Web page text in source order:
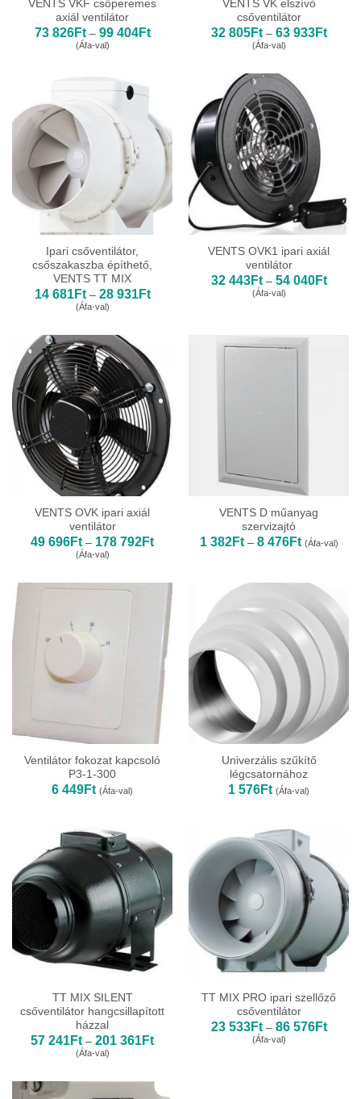
VENTS VKF csőperemes
axiál ventilátor
73 826Ft – 99 404FtÁrtartomány:
(Áfa-val)
VENTS VK elszívó
csőventilátor
32 805Ft – 63 933Ft
(Áfa-val)
Ipari csőventilátor,
csőszakaszba építhető,
VENTS TT MIX
14 681Ft – 28 931FtÁrtartomány:
(Áfa-val)
VENTS OVK1 ipari axiál
ventilátor
32 443Ft – 54 040Ft
(Áfa-val)
VENTS OVK ipari axiál
ventilátor
49 696Ft – 178 792FtÁrtartomány:
178
792Ft
(Áfa-val)
VENTS D műanyag
szervizajtó
1 382Ft – 8 476Ft
1
8
476Ft
(Áfa-val)
Ventilátor fokozat kapcsoló
P3-1-300
6 449Ft (Áfa-val)
Univerzális szűkítő
légcsatornához
1 576Ft (Áfa-val)
TT MIX SILENT
csőventilátor hangcsillapított
házzal
57 241Ft – 201 361FtÁrtartomány:
201
361Ft
(Áfa-val)
TT MIX PRO ipari szellőző
csőventilátor
23 533Ft – 86 576Ft
(Áfa-val)